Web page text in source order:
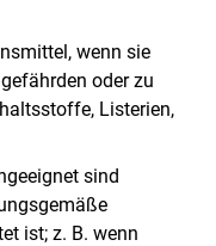
wenn sie
oder zu
Listerien,
sind
ist; z. B. wenn